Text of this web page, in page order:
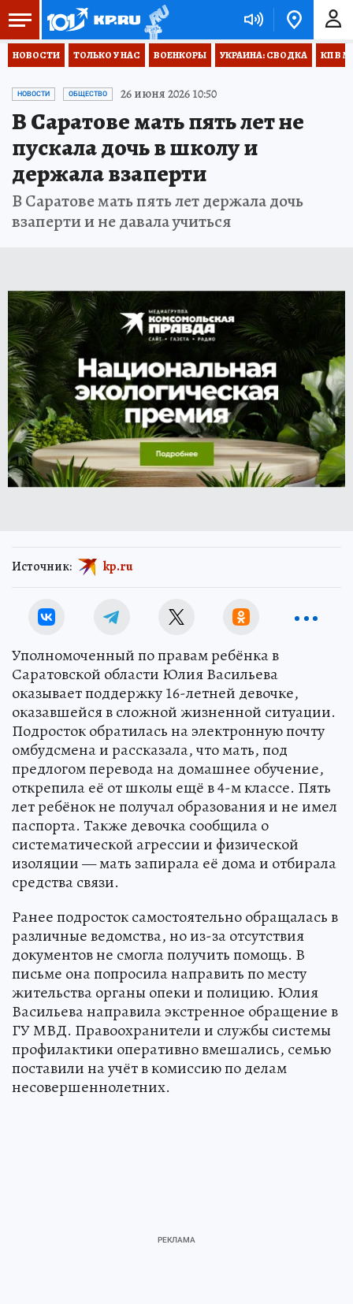
НОВОСТИ ТОЛЬКО У НАС ВОЕНКОРЫ УКРАИНА: СВОДКА КП В
НОВОСТИ ОБЩЕСТВО 26 июня 2026 10:50
В Саратове мать пять лет не
пускала дочь в школу и
держала взаперти
В Саратове мать пять лет держала дочь
взаперти и не давала учиться
Источник: kp.ru
Уполномоченный по правам ребёнка в
Саратовской области Юлия Васильева
оказывает поддержку 16-летней девочке,
оказавшейся в сложной жизненной ситуации.
Подросток обратилась на электронную почту
омбудсмена и рассказала, что мать, под
предлогом перевода на домашнее обучение,
открепила её от школы ещё в 4-м классе. Пять
лет ребёнок не получал образования и не имел
паспорта. Также девочка сообщила о
систематической агрессии и физической
изоляции — мать запирала её дома и отбирала
средства связи.
Ранее подросток самостоятельно обращалась в
различные ведомства, но из-за отсутствия
документов не смогла получить помощь. В
письме она попросила направить по месту
жительства органы опеки и полицию. Юлия
Васильева направила экстренное обращение в
ГУ МВД. Правоохранители и службы системы
профилактики оперативно вмешались, семью
поставили на учёт в комиссию по делам
несовершеннолетних.